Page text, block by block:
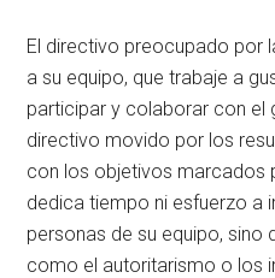
El directivo preocupado por
a su equipo, que trabaje a
participar y colaborar con el
directivo movido por los
con los objetivos marcados
dedica tiempo ni esfuerzo a
personas de su equipo, sino
como el autoritarismo o los